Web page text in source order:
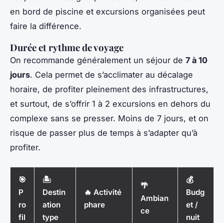
en bord de piscine et excursions organisées peut
faire la différence.
Durée et rythme de voyage
On recommande généralement un séjour de 7 à 10
jours. Cela permet de s’acclimater au décalage
horaire, de profiter pleinement des infrastructures,
et surtout, de s’offrir 1 à 2 excursions en dehors du
complexe sans se presser. Moins de 7 jours, et on
risque de passer plus de temps à s’adapter qu’à
profiter.
🎯
P
ro
fil
🏝️
Destin
ation
type
🔥 Activité
phare
🌴
Ambian
ce
💰
Budg
et /
nuit